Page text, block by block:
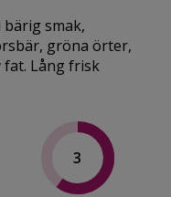
smak,
gröna örter,
fat. Lång frisk
3